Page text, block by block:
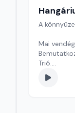
A
Mai
Trió.